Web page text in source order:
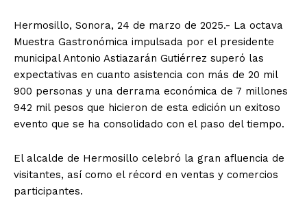
Hermosillo, Sonora, 24 de marzo de 2025.- La octava
Muestra Gastronómica impulsada por el presidente
municipal Antonio Astiazarán Gutiérrez superó las
expectativas en cuanto asistencia con más de 20 mil
900 personas y una derrama económica de 7 millones
942 mil pesos que hicieron de esta edición un exitoso
evento que se ha consolidado con el paso del tiempo.
El alcalde de Hermosillo celebró la gran afluencia de
visitantes, así como el récord en ventas y comercios
participantes.